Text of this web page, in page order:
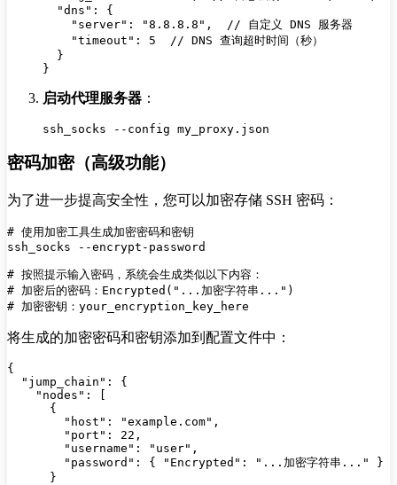
  "dns": {
    "server": "8.8.8.8",  // 自定义 DNS 服务器
    "timeout": 5  // DNS 查询超时时间（秒）
  }
启动代理服务器 ：
密码加密（高级功能）
为了进一步提高安全性，您可以加密存储 SSH 密码：
# 使用加密工具生成加密密码和密钥
ssh_socks --encrypt-password
# 按照提示输入密码，系统会生成类似以下内容：
# 加密后的密码：Encrypted("...加密字符串...")
将生成的加密密码和密钥添加到配置文件中：
{
  "jump_chain": {
    "nodes": [
      {
        "host": "example.com",
        "port": 22,
        "username": "user",
        "password": { "Encrypted": "...加密字符串..." }
      }